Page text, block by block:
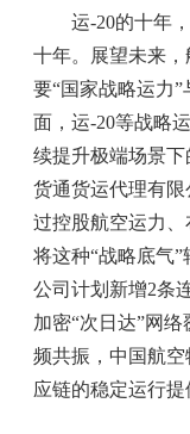
运-20的十年
十年。展望未来
要“国家战略运力
面，运-20等战略
续提升极端场景
货通货运代理有
过控股航空运力
将这种“战略底气”
公司计划新增2条
加密“次日达”网络
频共振，中国航
应链的稳定运行提